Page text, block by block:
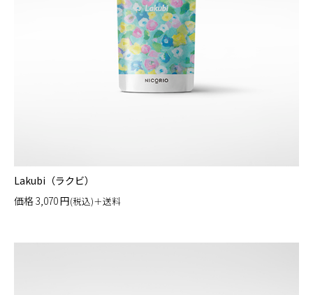
Lakubi（ラクビ）
価格3,070円(税込)＋送料